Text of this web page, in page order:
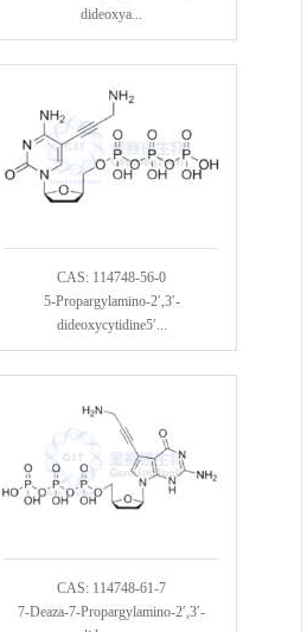
dideoxya...
CAS: 114748-56-0
5-Propargylamino-2′,3′-
dideoxycytidine5′...
CAS: 114748-61-7
7-Deaza-7-Propargylamino-2′,3′-